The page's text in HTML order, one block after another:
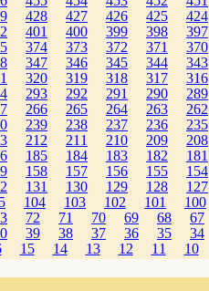
428 427 426 425 424
401 400 399 398 397
374 373 372 371 370
347 346 345 344 343
320 319 318 317 316
293 292 291 290 289
266 265 264 263 262
239 238 237 236 235
212 211 210 209 208
185 184 183 182 181
158 157 156 155 154
131 130 129 128 127
104 103 102 101 100
72 71 70 69 68 67
39 38 37 36 35 34
15 14 13 12 11 10